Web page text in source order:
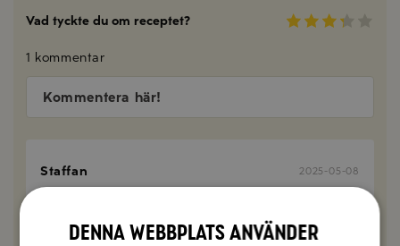
Vad tyckte du om receptet?
1 kommentar
Kommentera här!
Staffan 2025-05-08
SVARADenna webbplats använder